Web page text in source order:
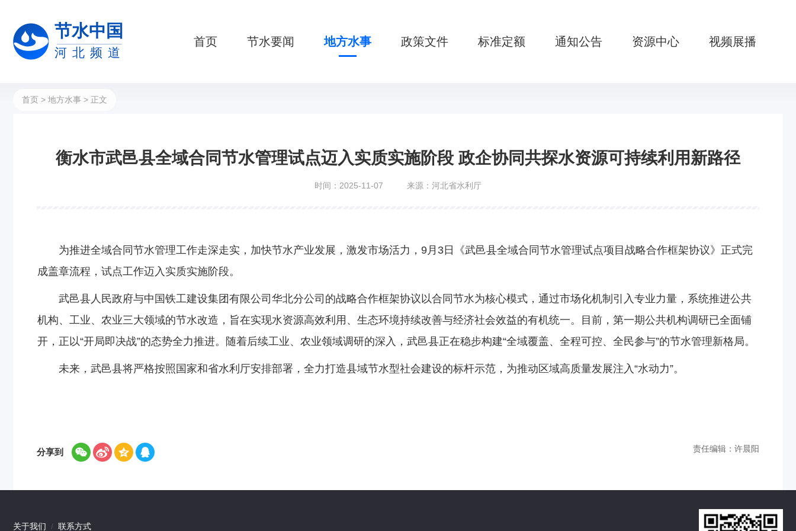
节水中国
河北频道
首页 节水要闻 地方水事 政策文件 标准定额 通知公告 资源中心 视频展播
首页 > 地方水事 > 正文
衡水市武邑县全域合同节水管理试点迈入实质实施阶段 政企协同共探水资源可持续利用新路径
时间：2025-11-07 来源：河北省水利厅
为推进全域合同节水管理工作走深走实，加快节水产业发展，激发市场活力，9月3日《武邑县全域合同节水管理试点项目战略合作框架协议》正式完
成盖章流程，试点工作迈入实质实施阶段。
武邑县人民政府与中国铁工建设集团有限公司华北分公司的战略合作框架协议以合同节水为核心模式，通过市场化机制引入专业力量，系统推进公共
机构、工业、农业三大领域的节水改造，旨在实现水资源高效利用、生态环境持续改善与经济社会效益的有机统一。目前，第一期公共机构调研已全面铺
开，正以“开局即决战”的态势全力推进。随着后续工业、农业领域调研的深入，武邑县正在稳步构建“全域覆盖、全程可控、全民参与”的节水管理新格局。
未来，武邑县将严格按照国家和省水利厅安排部署，全力打造县域节水型社会建设的标杆示范，为推动区域高质量发展注入“水动力”。
分享到 责任编辑：许晨阳
关于我们 / 联系方式